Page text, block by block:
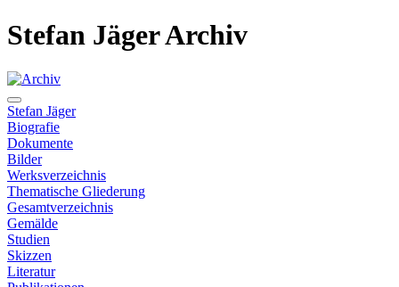
Stefan Jäger Archiv
Stefan Jäger
Biografie
Dokumente
Bilder
Werksverzeichnis
Thematische Gliederung
Gesamtverzeichnis
Gemälde
Studien
Skizzen
Literatur